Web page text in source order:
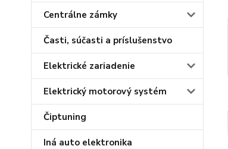
Centrálne zámky
Časti, súčasti a príslušenstvo
Elektrické zariadenie
Elektrický motorový systém
Čiptuning
Iná auto elektronika